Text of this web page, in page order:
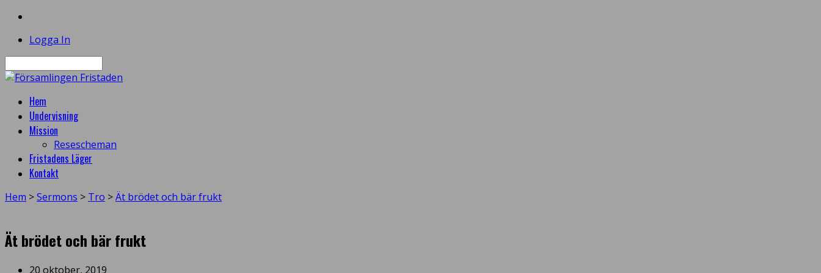
Logga In
Hem
Undervisning
Mission
Resescheman
Fristadens Läger
Kontakt
Hem >Sermons > Tro >Ät brödet och bär frukt
Ät brödet och bär frukt
20 oktober, 2019